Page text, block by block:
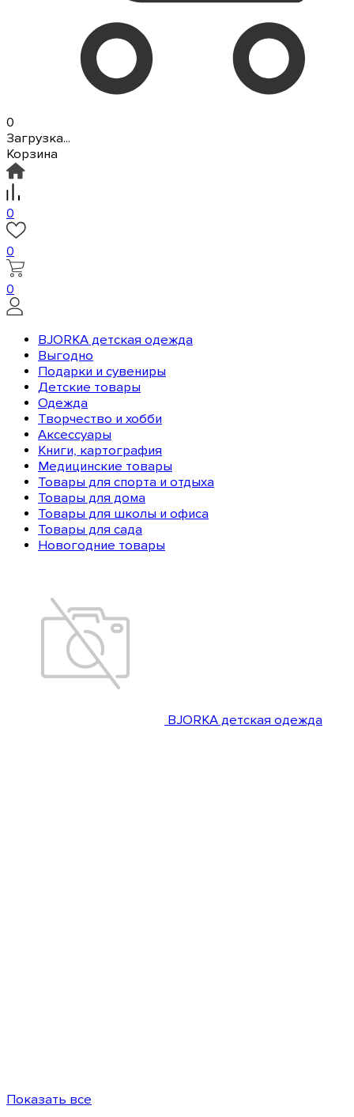
0
Загрузка...
Корзина
0
0
0
BJORKA детская одежда
Выгодно
Подарки и сувениры
Детские товары
Одежда
Творчество и хобби
Аксессуары
Книги, картография
Медицинские товары
Товары для спорта и отдыха
Товары для дома
Товары для школы и офиса
Товары для сада
Новогодние товары
BJORKA детская одежда
Показать все